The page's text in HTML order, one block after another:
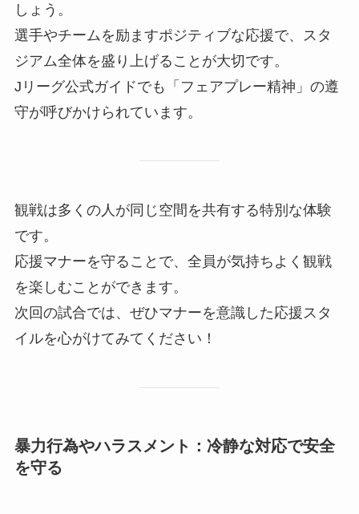
しょう。
選手やチームを励ますポジティブな応援で、スタ
ジアム全体を盛り上げることが大切です。
Jリーグ公式ガイドでも「フェアプレー精神」の遵
守が呼びかけられています。
観戦は多くの人が同じ空間を共有する特別な体験
です。
応援マナーを守ることで、全員が気持ちよく観戦
を楽しむことができます。
次回の試合では、ぜひマナーを意識した応援スタ
イルを心がけてみてください！
暴力行為やハラスメント：冷静な対応で安全
を守る